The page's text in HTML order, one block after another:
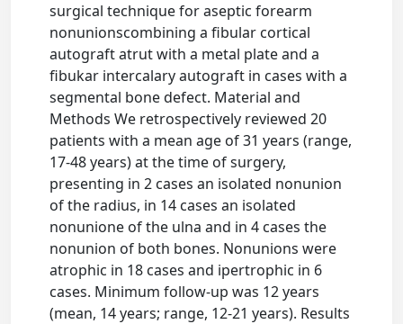
surgical technique for aseptic forearm
nonunionscombining a fibular cortical
autograft atrut with a metal plate and a
fibukar intercalary autograft in cases with a
segmental bone defect. Material and
Methods We retrospectively reviewed 20
patients with a mean age of 31 years (range,
17-48 years) at the time of surgery,
presenting in 2 cases an isolated nonunion
of the radius, in 14 cases an isolated
nonunione of the ulna and in 4 cases the
nonunion of both bones. Nonunions were
atrophic in 18 cases and ipertrophic in 6
cases. Minimum follow-up was 12 years
(mean, 14 years; range, 12-21 years). Results